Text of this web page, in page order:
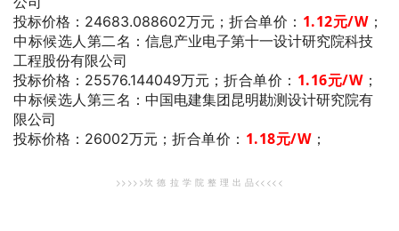
投标价格：24683.088602万元； 折合单价： 1.12元/W；
中标候选人第二名 ：信息产业电子第十一设计研究院科技
工程股份有限公司
投标价格：25576.144049万元； 折合单价： 1.16元/W；
中标候选人第三名 ：中国电建集团昆明勘测设计研究院有
限公司
投标价格：26002万元； 折合单价： 1.18元/W；
>>>>>坎 德 拉 学 院 整 理 出 品<<<<<